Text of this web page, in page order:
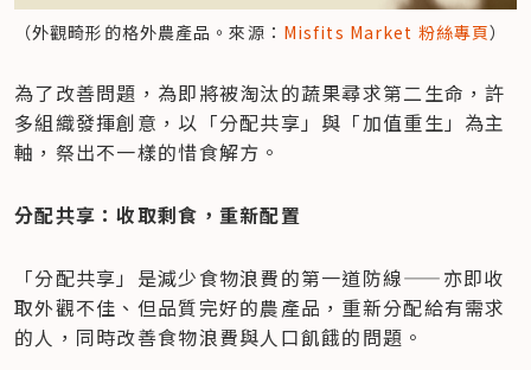
（外觀畸形的格外農產品。來源： Misfits Market 粉絲專頁）
​為了改善問題，為即將被淘汰的蔬果尋求第二生命，許
多組織發揮創意，以「分配共享」與「加值重生」為主
軸，祭出不一樣的惜食解方。
分配共享：收取剩食，重新配置
「分配共享」是減少食物浪費的第一道防線——亦即收
取外觀不佳、但品質完好的農產品，重新分配給有需求
的人，同時改善食物浪費與人口飢餓的問題。